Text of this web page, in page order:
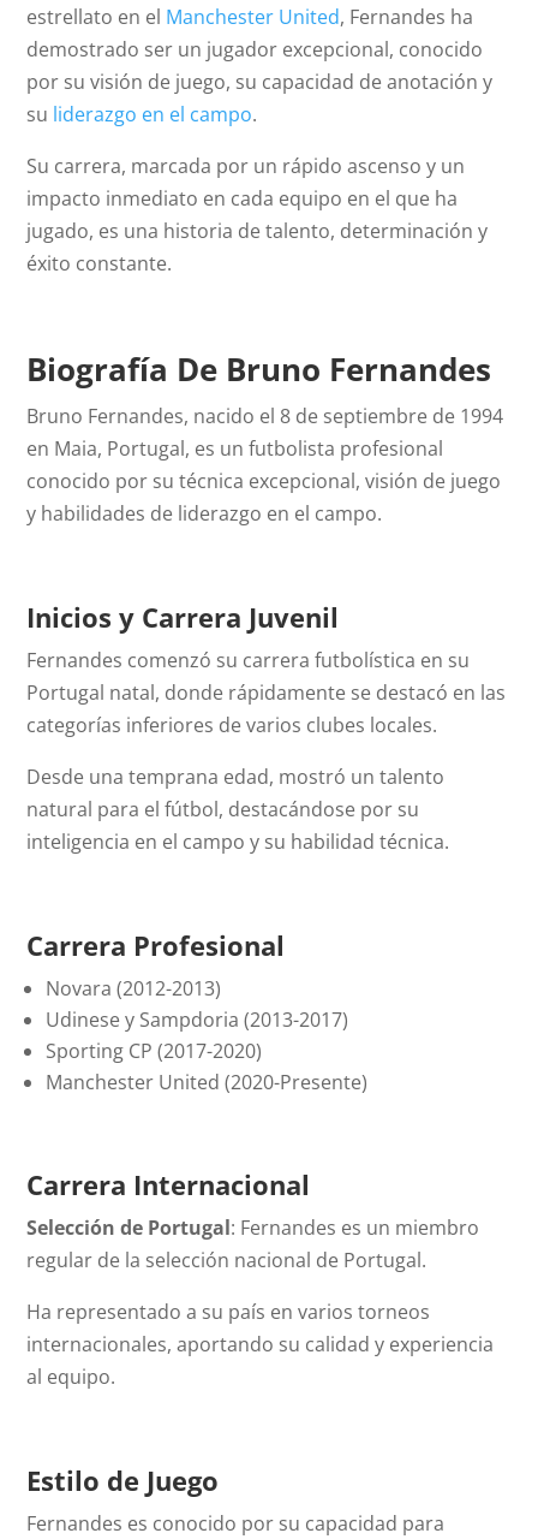
estrellato en el Manchester United, Fernandes ha
demostrado ser un jugador excepcional, conocido
por su visión de juego, su capacidad de anotación y
su liderazgo en el campo.
Su carrera, marcada por un rápido ascenso y un
impacto inmediato en cada equipo en el que ha
jugado, es una historia de talento, determinación y
éxito constante.
Biografía De Bruno Fernandes
Bruno Fernandes, nacido el 8 de septiembre de 1994
en Maia, Portugal, es un futbolista profesional
conocido por su técnica excepcional, visión de juego
y habilidades de liderazgo en el campo.
Inicios y Carrera Juvenil
Fernandes comenzó su carrera futbolística en su
Portugal natal, donde rápidamente se destacó en las
categorías inferiores de varios clubes locales.
Desde una temprana edad, mostró un talento
natural para el fútbol, destacándose por su
inteligencia en el campo y su habilidad técnica.
Carrera Profesional
Novara (2012-2013)
Udinese y Sampdoria (2013-2017)
Sporting CP (2017-2020)
Manchester United (2020-Presente)
Carrera Internacional
Selección de Portugal: Fernandes es un miembro
regular de la selección nacional de Portugal.
Ha representado a su país en varios torneos
internacionales, aportando su calidad y experiencia
al equipo.
Estilo de Juego
Fernandes es conocido por su capacidad para